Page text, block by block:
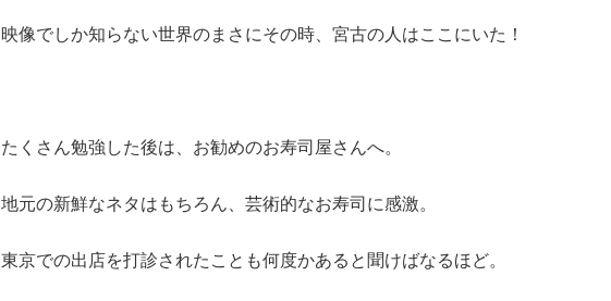
映像でしか知らない世界のまさにその時、宮古の人はここにいた！
たくさん勉強した後は、お勧めのお寿司屋さんへ。
地元の新鮮なネタはもちろん、芸術的なお寿司に感激。
東京での出店を打診されたことも何度かあると聞けばなるほど。